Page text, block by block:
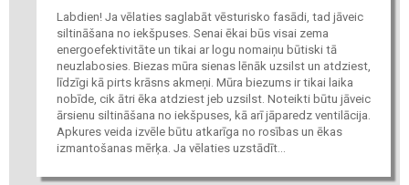
Labdien! Ja vēlaties saglabāt vēsturisko fasādi, tad jāveic
siltināšana no iekšpuses. Senai ēkai būs visai zema
energoefektivitāte un tikai ar logu nomaiņu būtiski tā
neuzlabosies. Biezas mūra sienas lēnāk uzsilst un atdziest,
līdzīgi kā pirts krāsns akmeņi. Mūra biezums ir tikai laika
nobīde, cik ātri ēka atdziest jeb uzsilst. Noteikti būtu jāveic
ārsienu siltināšana no iekšpuses, kā arī jāparedz ventilācija.
Apkures veida izvēle būtu atkarīga no rosības un ēkas
izmantošanas mērķa. Ja vēlaties uzstādīt...